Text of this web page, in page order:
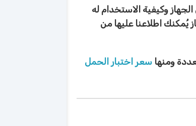
وكيفية الاستخدام له
يُمكنك اطلاعنا عليها من
ومنها سعر اختبار الحمل